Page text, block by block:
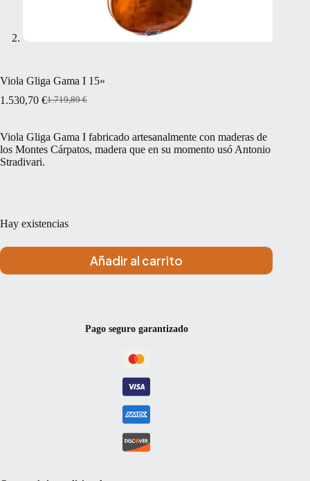
Viola Gliga Gama I 15»
1.719,89€
El
era:
1.719,89 €.
1.530,70 €
El
es:
1.530,70 €.
Viola Gliga Gama I fabricado artesanalmente con maderas de
los Montes Cárpatos, madera que en su momento usó Antonio
Stradivari.
Hay existencias
Añadir al carrito
Pago seguro garantizado